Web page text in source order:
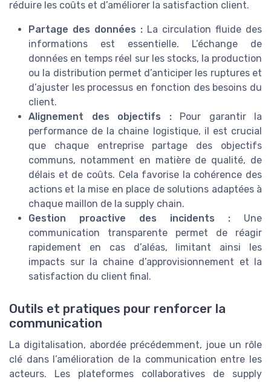
réduire les coûts et d’améliorer la satisfaction client.
Partage des données : La circulation fluide des
informations est essentielle. L’échange de
données en temps réel sur les stocks, la production
ou la distribution permet d’anticiper les ruptures et
d’ajuster les processus en fonction des besoins du
client.
Alignement des objectifs :Pour garantir la
performance de la chaine logistique, il est crucial
que chaque entreprise partage des objectifs
communs, notamment en matière de qualité, de
délais et de coûts. Cela favorise la cohérence des
actions et la mise en place de solutions adaptées à
chaque maillon de la supply chain.
Gestion proactive des incidents : Une
communication transparente permet de réagir
rapidement en cas d’aléas, limitant ainsi les
impacts sur la chaine d’approvisionnement et la
satisfaction du client final.
Outils et pratiques pour renforcer la
communication
La digitalisation, abordée précédemment, joue un rôle
clé dans l’amélioration de la communication entre les
acteurs. Les plateformes collaboratives de supply